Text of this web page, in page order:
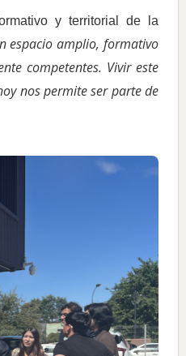
y territorial de la
espacio amplio, formativo
competentes. Vivir este
nos permite ser parte de